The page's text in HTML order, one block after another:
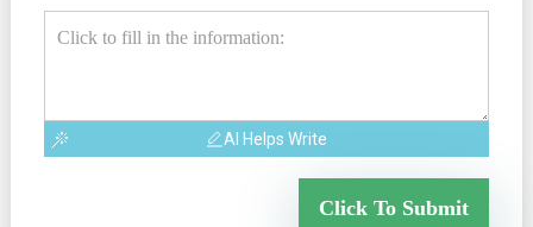
AI Helps Write
Click To Submit